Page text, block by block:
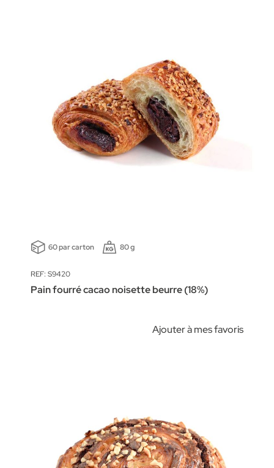
60 par carton 80 g
REF: S9420
Pain fourré cacao noisette beurre (18%)
Ajouter à mes favoris